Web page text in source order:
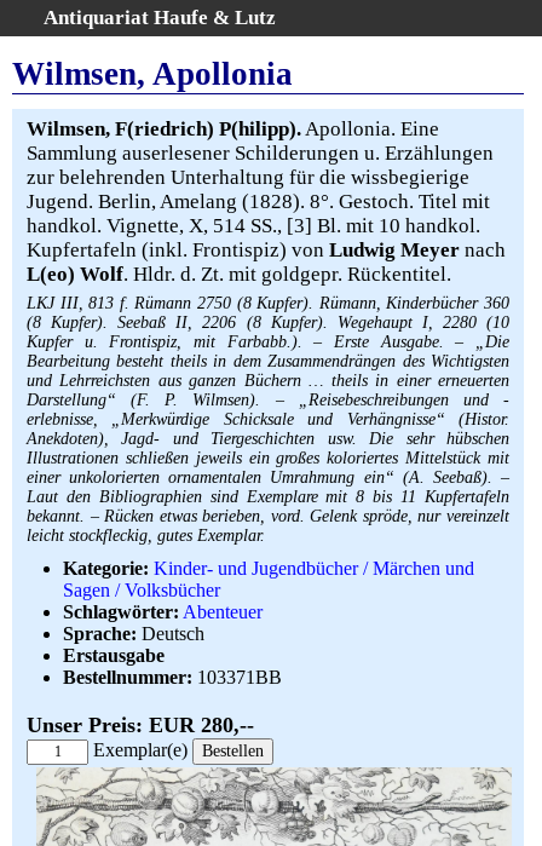
Antiquariat Haufe & Lutz
Home
Gesamtbestand
Erweiterte Suche
Kategorien
Schlagwörter
Warenkorb
AGB
Widerruf
Über uns
Aktuelle Kataloge
Kontakt
Ankauf
Links
Impressum
Wilmsen, Apollonia
Wilmsen, F(riedrich) P(hilipp).Apollonia. Eine
Sammlung auserlesener Schilderungen u. Erzählungen
zur belehrenden Unterhaltung für die wissbegierige
Jugend. Berlin, Amelang (1828). 8°. Gestoch. Titel mit
handkol. Vignette, X, 514 SS., [3] Bl. mit 10 handkol.
Kupfertafeln (inkl. Frontispiz) von Ludwig Meyer nach
L(eo) Wolf. Hldr. d. Zt. mit goldgepr. Rückentitel.
LKJ III, 813 f. Rümann 2750 (8 Kupfer). Rümann, Kinderbücher 360
(8 Kupfer). Seebaß II, 2206 (8 Kupfer). Wegehaupt I, 2280 (10
Kupfer u. Frontispiz, mit Farbabb.). – Erste Ausgabe. – „Die
Bearbeitung besteht theils in dem Zusammendrängen des Wichtigsten
und Lehrreichsten aus ganzen Büchern … theils in einer erneuerten
Darstellung“ (F. P. Wilmsen). – „Reisebeschreibungen und -
erlebnisse, „Merkwürdige Schicksale und Verhängnisse“ (Histor.
Anekdoten), Jagd- und Tiergeschichten usw. Die sehr hübschen
Illustrationen schließen jeweils ein großes koloriertes Mittelstück mit
einer unkolorierten ornamentalen Umrahmung ein“ (A. Seebaß). –
Laut den Bibliographien sind Exemplare mit 8 bis 11 Kupfertafeln
bekannt. – Rücken etwas berieben, vord. Gelenk spröde, nur vereinzelt
leicht stockfleckig, gutes Exemplar.
Kategorie: Kinder- und Jugendbücher / Märchen und
Sagen / Volksbücher
Schlagwörter: Abenteuer
Sprache: Deutsch
Erstausgabe
Bestellnummer: 103371BB
Unser Preis: EUR 280,--
Exemplar(e)